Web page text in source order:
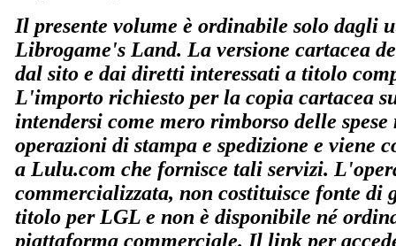
Il presente volume è ordinabile solo dagli
Librogame's Land. La versione cartacea
dal sito e dai diretti interessati a titolo
L'importo richiesto per la copia cartacea
intendersi come mero rimborso delle
operazioni di stampa e spedizione e viene
a Lulu.com che fornisce tali servizi.
commercializzata, non costituisce fonte di
titolo per LGL e non è disponibile né
piattaforma commerciale. Il link per